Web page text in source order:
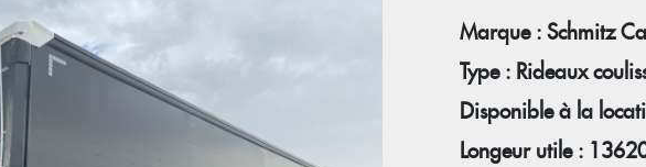
Marque : Schmitz
Type : Rideaux
Disponible à la
Longeur utile :